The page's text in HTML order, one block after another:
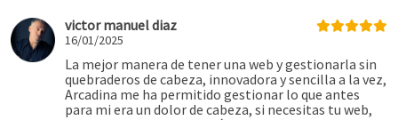
victor manuel diaz
16/01/2025
La mejor manera de tener una web y gestionarla sin
quebraderos de cabeza, innovadora y sencilla a la vez,
Arcadina me ha permitido gestionar lo que antes
para mi era un dolor de cabeza, si necesitas tu web,